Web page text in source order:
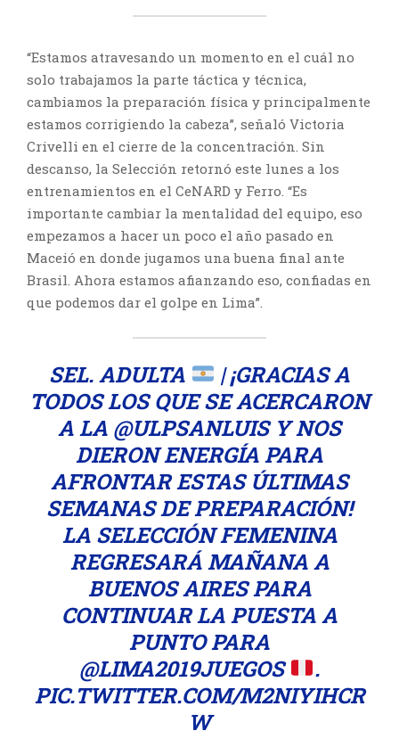
“Estamos atravesando un momento en el cuál no
solo trabajamos la parte táctica y técnica,
cambiamos la preparación física y principalmente
estamos corrigiendo la cabeza”, señaló Victoria
Crivelli en el cierre de la concentración. Sin
descanso, la Selección retornó este lunes a los
entrenamientos en el CeNARD y Ferro. “Es
importante cambiar la mentalidad del equipo, eso
empezamos a hacer un poco el año pasado en
Maceió en donde jugamos una buena final ante
Brasil. Ahora estamos afianzando eso, confiadas en
que podemos dar el golpe en Lima”.
SEL. ADULTA
| ¡GRACIAS A
TODOS LOS QUE SE ACERCARON
A LA @ULPSANLUISY NOS
DIERON ENERGÍA PARA
AFRONTAR ESTAS ÚLTIMAS
SEMANAS DE PREPARACIÓN!
LA SELECCIÓN FEMENINA
REGRESARÁ MAÑANA A
BUENOS AIRES PARA
CONTINUAR LA PUESTA A
PUNTO PARA
@LIMA2019JUEGOS
.
PIC.TWITTER.COM/M2NIYIHCR
W